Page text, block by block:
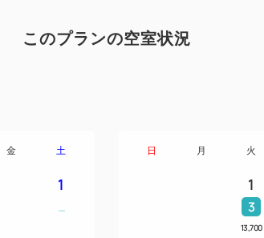
・「ReFa BEAUTECH
・「ReFa BEAUTECH
・「ReFa BEAUTECH
■プラン特典■
○フェイスマスクをお部
このプランの空室状況
金 土
1
日 月 火
1
3
13,700